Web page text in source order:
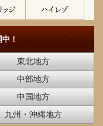
！
東北地方
中部地方
中国地方
九州・沖縄地方